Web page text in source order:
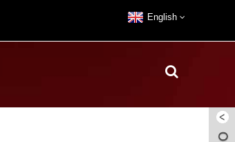
English